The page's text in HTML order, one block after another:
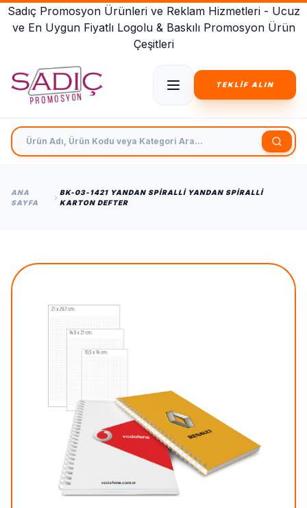
Sadıç Promosyon Ürünleri ve Reklam Hizmetleri - Ucuz
ve En Uygun Fiyatlı Logolu & Baskılı Promosyon Ürün
Çeşitleri
TEKLİF ALIN
Ürün Adı, Ürün Kodu veya Kategori Ara
ANA
SAYFA
BK-03-1421 YANDAN SPIRALLI YANDAN SPIRALLI
KARTON DEFTER